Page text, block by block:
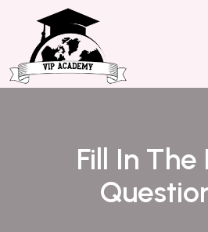
Fill In The